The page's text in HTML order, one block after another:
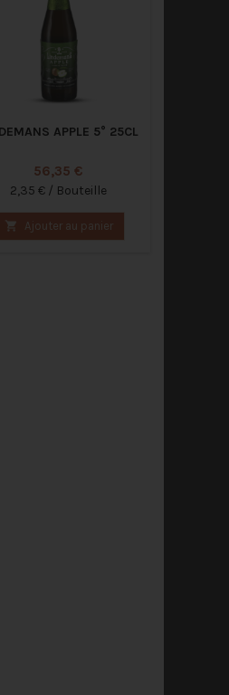
APPLE 5° 25CL
Prix
56,35 €
2,35 € / Bouteille
 Ajouter au panier